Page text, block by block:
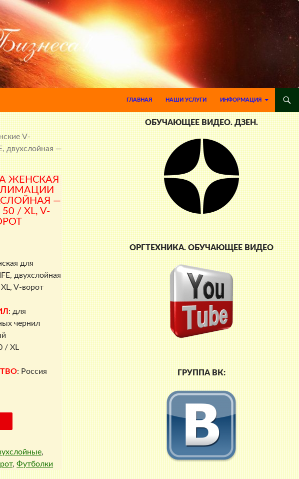
ГЛАВНАЯ
НАШИ УСЛУГИ ИНФОРМАЦИЯ
V-
двухслойная —
ЖЕНСКАЯ
—
/ XL, V-
для
двухслойная
V-ворот
: для
чернил
/ XL
: Россия
,
,Футболки
ОБУЧАЮЩЕЕ ВИДЕО. ДЗЕН.
ОРГТЕХНИКА. ОБУЧАЮЩЕЕ ВИДЕО
ГРУППА ВК: